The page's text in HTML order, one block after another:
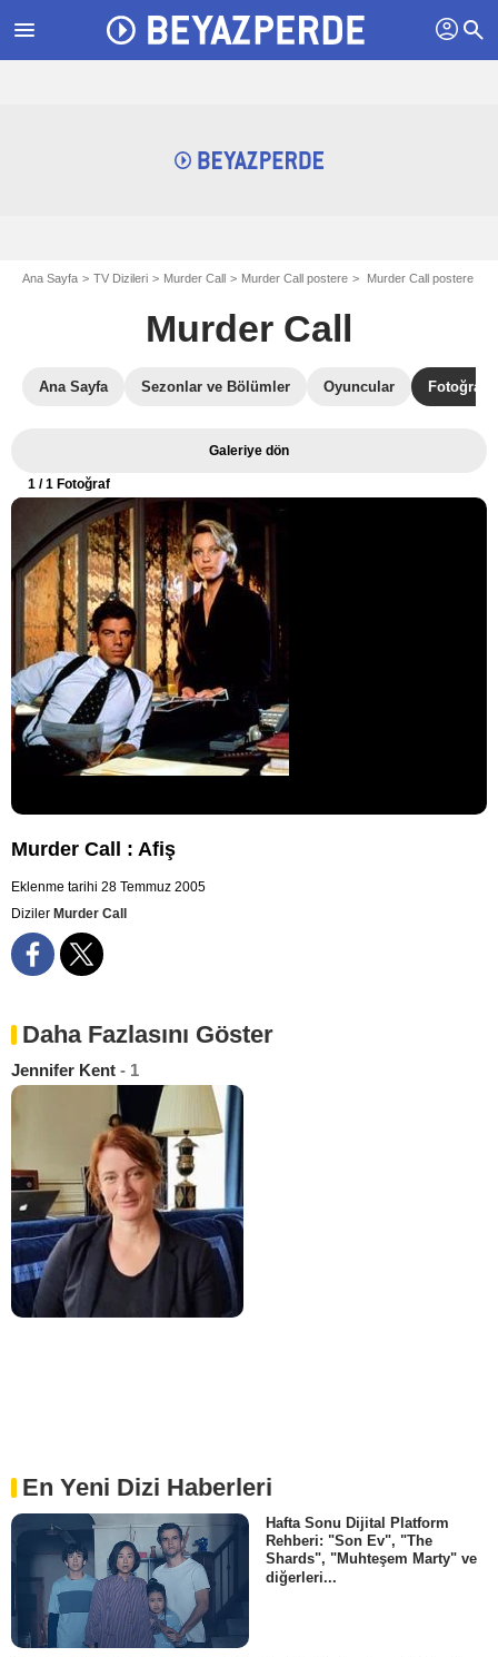
menu profil search
Ana Sayfa TV Dizileri Murder Call Murder Call postere Murder Call postere
Murder Call
Ana Sayfa Sezonlar ve Bölümler Oyuncular
Galeriye dön
1 / 1 Fotoğraf
Murder Call : Afiş
Eklenme tarihi 28 Temmuz 2005
Diziler Murder Call
Daha Fazlasını Göster
Jennifer Kent - 1
En Yeni Dizi Haberleri
Hafta Sonu Dijital Platform
Rehberi: "Son Ev", "The
Shards", "Muhteşem Marty" ve
diğerleri...